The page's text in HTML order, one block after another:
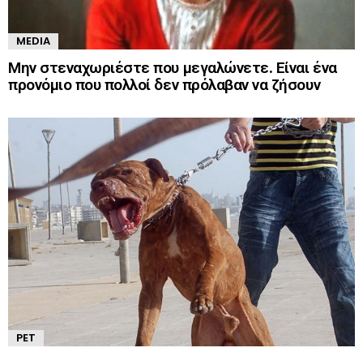
MEDIA
Μην στεναχωριέστε που μεγαλώνετε. Είναι ένα
προνόμιο που πολλοί δεν πρόλαβαν να ζήσουν
PET